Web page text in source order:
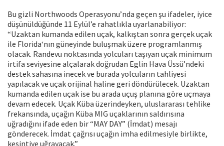
Bu gizli Northwoods Operasyonu’nda geçen şu ifadeler, iyice
düşünüldüğünde 11 Eylül’e rahatlıkla uyarlanabiliyor:
“Uzaktan kumanda edilen uçak, kalkıştan sonra gerçek uçak
ile Florida‘nın güneyinde buluşmak üzere programlanmış
olacak. Randevu noktasında yolcuları taşıyan uçak minimum
irtifa seviyesine alçalarak doğrudan Eglin Hava Üssü’ndeki
destek sahasına inecek ve burada yolcuların tahliyesi
yapılacak ve uçak orijinal haline geri döndürülecek. Uzaktan
kumanda edilen uçak ise bu arada uçuş planına göre uçmaya
devam edecek. Uçak Küba üzerindeyken, uluslararası tehlike
frekansında, uçağın Küba MIG uçaklarının saldırısına
uğradığını ifade eden bir “MAY DAY” (İmdat) mesajı
gönderecek. İmdat çağrısı uçağın imha edilmesiyle birlikte,
kesintiye uğrayacak.”